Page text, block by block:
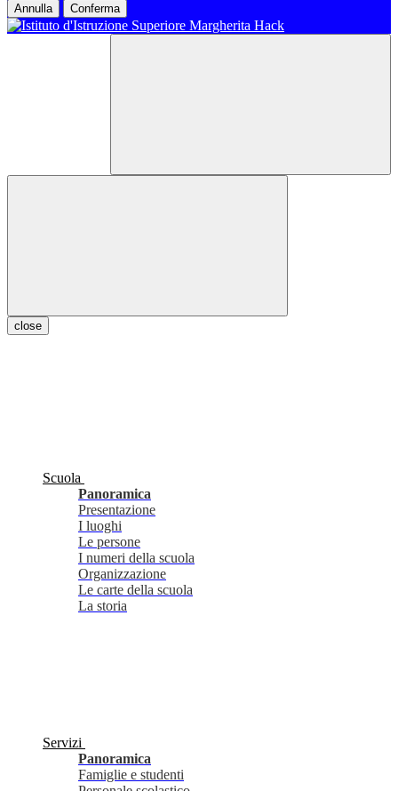
Annulla Conferma
close
Scuola
Panoramica
Presentazione
I luoghi
Le persone
I numeri della scuola
Organizzazione
Le carte della scuola
La storia
Servizi
Panoramica
Famiglie e studenti